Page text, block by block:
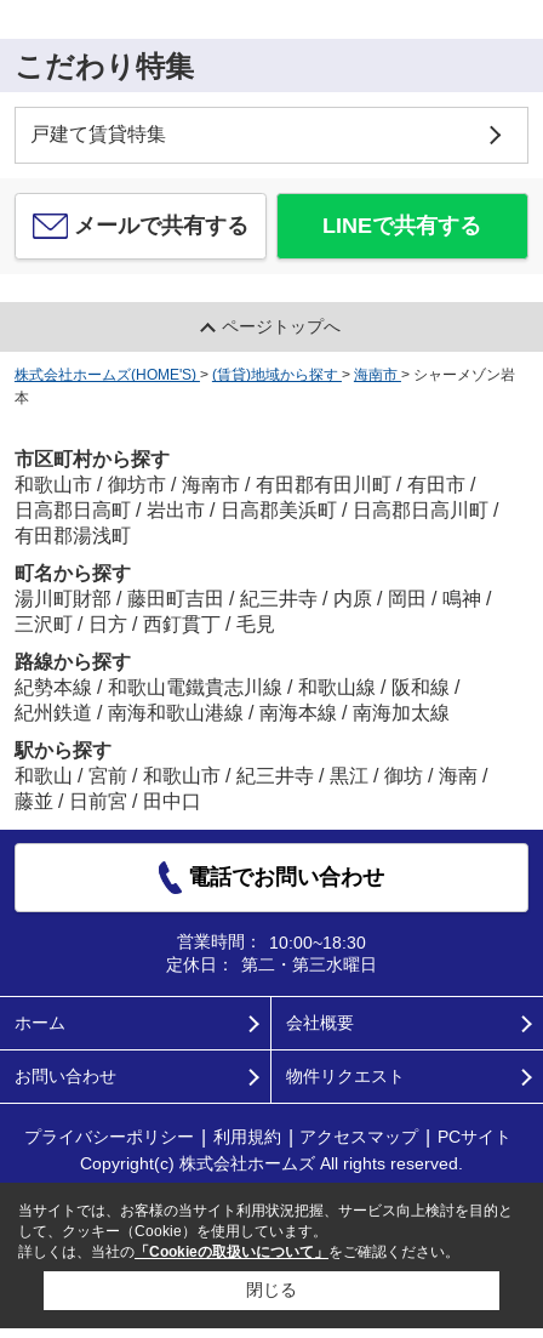
こだわり特集
戸建て賃貸特集
メールで共有する LINEで共有する
ページトップへ
株式会社ホームズ(HOME'S) > (賃貸)地域から探す > 海南市 > シャーメゾン岩
本
市区町村から探す
和歌山市 / 御坊市 / 海南市 / 有田郡有田川町 / 有田市 /
日高郡日高町 / 岩出市 / 日高郡美浜町 / 日高郡日高川町 /
有田郡湯浅町
町名から探す
湯川町財部 / 藤田町吉田 / 紀三井寺 / 内原 / 岡田 / 鳴神 /
三沢町 / 日方 / 西釘貫丁 / 毛見
路線から探す
紀勢本線 / 和歌山電鐵貴志川線 / 和歌山線 / 阪和線 /
紀州鉄道 / 南海和歌山港線 / 南海本線 / 南海加太線
駅から探す
和歌山 / 宮前 / 和歌山市 / 紀三井寺 / 黒江 / 御坊 / 海南 /
藤並 / 日前宮 / 田中口
電話でお問い合わせ
営業時間：
10:00~18:30
定休日：
第二・第三水曜日
ホーム 会社概要
お問い合わせ 物件リクエスト
プライバシーポリシー 利用規約 アクセスマップ
PCサイト
Copyright(c) 株式会社ホームズ All rights reserved.
当サイトでは、お客様の当サイト利用状況把握、サービス向上検討を目的と
して、クッキー（Cookie）を使用しています。
詳しくは、当社の 「Cookieの取扱いについて」 をご確認ください。
閉じる